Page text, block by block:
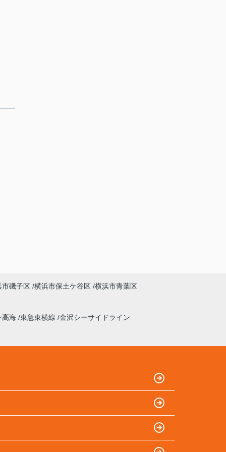
市磯子区 横浜市保土ケ谷区 横浜市青葉区
高海 東急東横線 金沢シーサイドライン